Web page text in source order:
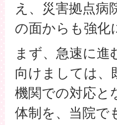
え、災害拠点病
の面からも強化
まず、急速に進
向けましては、
機関での対応と
体制を、当院で